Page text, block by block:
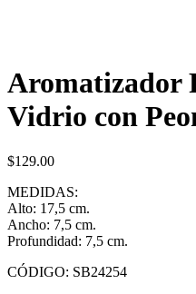
Aromatizador
Vidrio con
$129.00
MEDIDAS:
Alto: 17,5 cm.
Ancho: 7,5 cm.
Profundidad: 7,5 cm.
CÓDIGO: SB24254